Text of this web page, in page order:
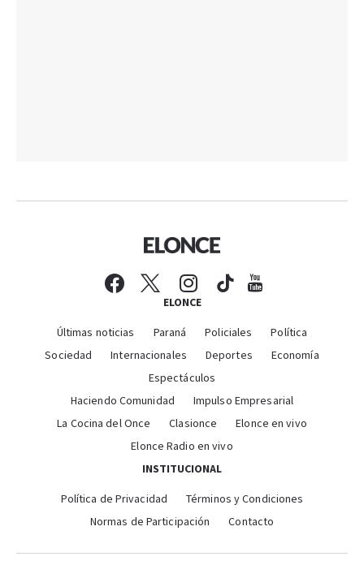
ELONCE
Últimas noticias Paraná Policiales
Política
Sociedad
Internacionales Deportes
Economía
Espectáculos
Haciendo Comunidad
Impulso Empresarial
La Cocina del Once
Clasionce
Elonce en vivo
Elonce Radio en vivo
INSTITUCIONAL
Política de Privacidad
Términos y Condiciones
Normas de Participación
Contacto